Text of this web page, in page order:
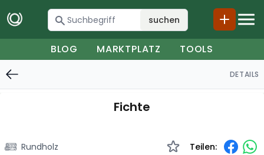
suchen
BLOG MARKTPLATZ TOOLS
DETAILS
Fichte
Rundholz Teilen: